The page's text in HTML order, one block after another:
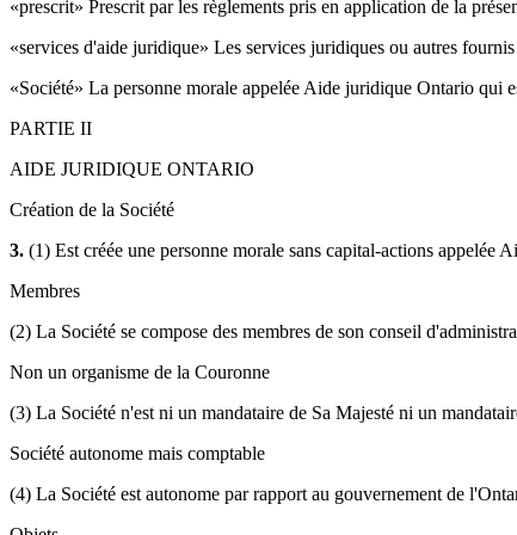
«prescrit» Prescrit par les règlements pris en application de la
«services d'aide juridique» Les services juridiques ou autres
«Société» La personne morale appelée Aide juridique Ontario qui
PARTIE II
AIDE JURIDIQUE ONTARIO
Création de la Société
3. (1) Est créée une personne morale sans capital-actions
Membres
(2) La Société se compose des membres de son conseil
Non un organisme de la Couronne
(3) La Société n'est ni un mandataire de Sa Majesté ni un
Société autonome mais comptable
(4) La Société est autonome par rapport au gouvernement de